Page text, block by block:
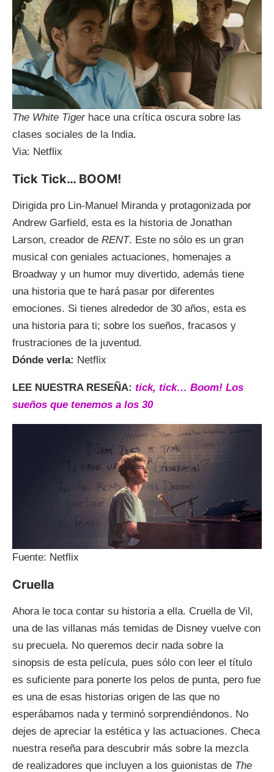
The White Tiger hace una crítica oscura sobre las
clases sociales de la India.
Via: Netflix
Tick Tick… BOOM!
Dirigida pro Lin-Manuel Miranda y protagonizada por
Andrew Garfield, esta es la historia de Jonathan
Larson, creador de RENT. Este no sólo es un gran
musical con geniales actuaciones, homenajes a
Broadway y un humor muy divertido, además tiene
una historia que te hará pasar por diferentes
emociones. Si tienes alrededor de 30 años, esta es
una historia para ti; sobre los sueños, fracasos y
frustraciones de la juventud.
Dónde verla: Netflix
LEE NUESTRA RESEÑA: tick, tick… Boom! Los
sueños que tenemos a los 30
Fuente: Netflix
Cruella
Ahora le toca contar su historia a ella. Cruella de Vil,
una de las villanas más temidas de Disney vuelve con
su precuela. No queremos decir nada sobre la
sinopsis de esta película, pues sólo con leer el título
es suficiente para ponerte los pelos de punta, pero fue
es una de esas historias origen de las que no
esperábamos nada y terminó sorprendiéndonos. No
dejes de apreciar la estética y las actuaciones. Checa
nuestra reseña para descubrir más sobre la mezcla
de realizadores que incluyen a los guionistas de The